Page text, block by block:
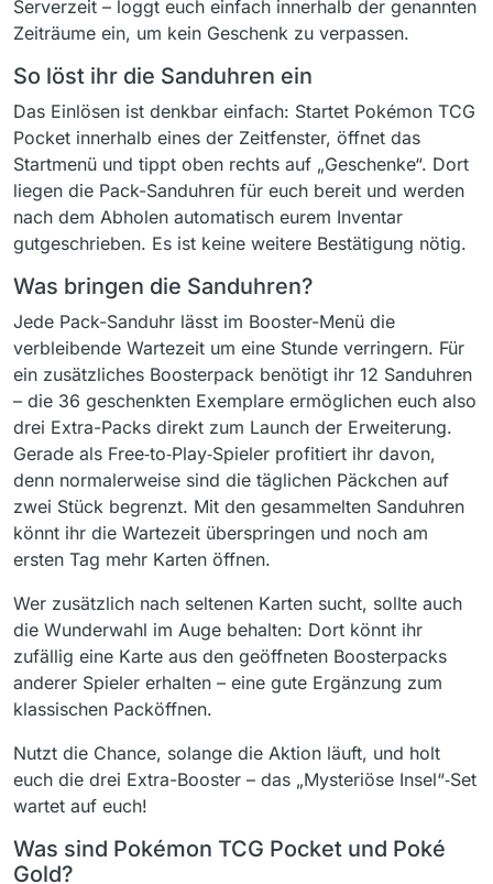
Serverzeit – loggt euch einfach innerhalb der genannten
Zeiträume ein, um kein Geschenk zu verpassen.
So löst ihr die Sanduhren ein
Das Einlösen ist denkbar einfach: Startet Pokémon TCG
Pocket innerhalb eines der Zeitfenster, öffnet das
Startmenü und tippt oben rechts auf „Geschenke“. Dort
liegen die Pack-Sanduhren für euch bereit und werden
nach dem Abholen automatisch eurem Inventar
gutgeschrieben. Es ist keine weitere Bestätigung nötig.
Was bringen die Sanduhren?
Jede Pack-Sanduhr lässt im Booster-Menü die
verbleibende Wartezeit um eine Stunde verringern. Für
ein zusätzliches Boosterpack benötigt ihr 12 Sanduhren
– die 36 geschenkten Exemplare ermöglichen euch also
drei Extra-Packs direkt zum Launch der Erweiterung.
Gerade als Free‑to‑Play‑Spieler profitiert ihr davon,
denn normalerweise sind die täglichen Päckchen auf
zwei Stück begrenzt. Mit den gesammelten Sanduhren
könnt ihr die Wartezeit überspringen und noch am
ersten Tag mehr Karten öffnen.
Wer zusätzlich nach seltenen Karten sucht, sollte auch
die Wunderwahl im Auge behalten: Dort könnt ihr
zufällig eine Karte aus den geöffneten Boosterpacks
anderer Spieler erhalten – eine gute Ergänzung zum
klassischen Packöffnen.
Nutzt die Chance, solange die Aktion läuft, und holt
euch die drei Extra-Booster – das „Mysteriöse Insel“‑Set
wartet auf euch!
Was sind Pokémon TCG Pocket und Poké
Gold?